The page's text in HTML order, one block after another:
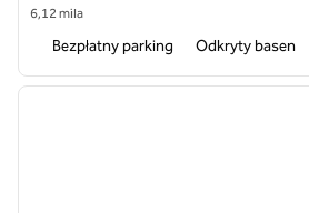
6,12 mila
Bezpłatny parking Odkryty basen
1 z 12